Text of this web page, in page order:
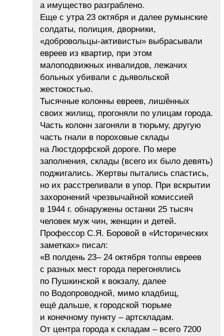
а имущество разграблено.
Еще с утра 23 октября и далее румынские
солдаты, полиция, дворники,
«добровольцы-активисты» выбрасывали
евреев из квартир, при этом
малоподвижных инвалидов, лежачих
больных убивали с дьявольской
жестокостью.
Тысячные колонны евреев, лишённых
своих жилищ, прогоняли по улицам города.
Часть колонн загоняли в тюрьму, другую
часть гнали в пороховые склады
на Люстдорфской дороге. По мере
заполнения, склады (всего их было девять)
поджигались. Жертвы пытались спастись,
но их расстреливали в упор. При вскрытии
захоронений чрезвычайной комиссией
в 1944 г. обнаружены останки 25 тысяч
человек муж чин, женщин и детей.
Профессор С.Я. Боровой в «Исторических
заметках» писал:
«В полдень 23– 24 октября толпы евреев
с разных мест города перегонялись
по Пушкинской к вокзалу, далее
по Водопроводной, мимо кладбищ,
ещё дальше, к городской тюрьме
и конечному пункту – артскладам.
От центра города к складам – всего 7200